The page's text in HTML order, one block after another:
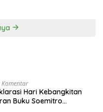
Komentar
Hari Kebangkitan
Buku Soemitro